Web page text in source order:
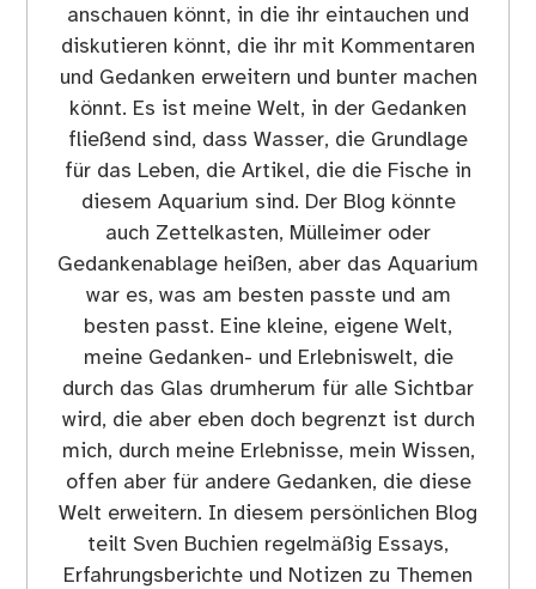
anschauen könnt, in die ihr eintauchen und
diskutieren könnt, die ihr mit Kommentaren
und Gedanken erweitern und bunter machen
könnt. Es ist meine Welt, in der Gedanken
fließend sind, dass Wasser, die Grundlage
für das Leben, die Artikel, die die Fische in
diesem Aquarium sind. Der Blog könnte
auch Zettelkasten, Mülleimer oder
Gedankenablage heißen, aber das Aquarium
war es, was am besten passte und am
besten passt. Eine kleine, eigene Welt,
meine Gedanken- und Erlebniswelt, die
durch das Glas drumherum für alle Sichtbar
wird, die aber eben doch begrenzt ist durch
mich, durch meine Erlebnisse, mein Wissen,
offen aber für andere Gedanken, die diese
Welt erweitern. In diesem persönlichen Blog
teilt Sven Buchien regelmäßig Essays,
Erfahrungsberichte und Notizen zu Themen